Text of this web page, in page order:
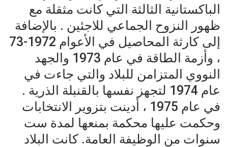
الباكستانية الثالثة التي كانت مثقلة مع
ظهور النزوح الجماعي للاجئين . بالإضافة
إلى كارثة المحاصيل في الأعوام 1972-73
، وأزمة الطاقة في عام 1973 والجهد
النووي المتزامن للبلاد والتي جاءت في
عام 1974 لتجهز نفسها بالقنبلة الذرية .
في عام 1975 ، أدينت بتزوير الانتخابات
وحكمت عليها محكمة بمنعها لمدة ست
سنوات من الوظيفة العامة. كانت البلاد